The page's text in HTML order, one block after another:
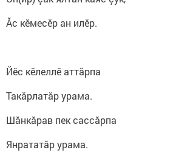
Ӑс кӗмесӗр ан илӗр.
Йӗс кӗлеллӗ аттӑрпа
Такӑрлатӑр урама.
Шӑнкӑрав пек сассӑрпа
Янрататӑр урама.